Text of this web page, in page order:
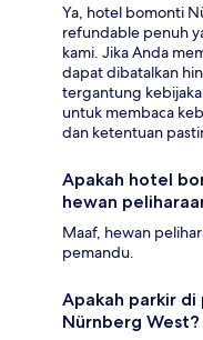
Ya, hotel bomonti
refundable penuh
kami. Jika Anda
dapat dibatalkan
tergantung
untuk membaca
dan ketentuan
Apakah hotel
hewan
Maaf, hewan
pemandu.
Apakah parkir
Nürnberg West?